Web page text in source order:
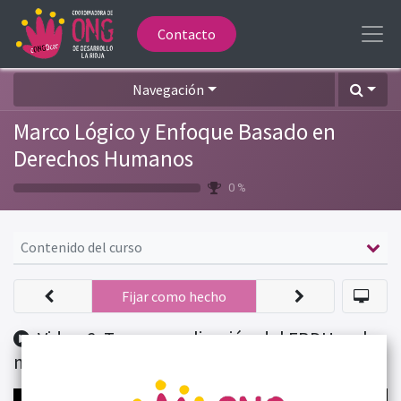
Contacto
Navegación
Marco Lógico y Enfoque Basado en
Derechos Humanos
0 %
Contenido del curso
Video 6. Transversalización del EBDH en la
matriz de actores y el árbol de problemas
Fijar como hecho